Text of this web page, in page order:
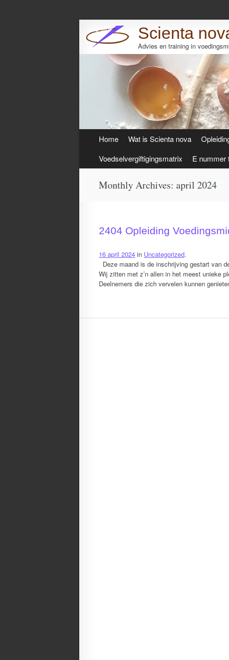
Scienta
Advies en training in
content
Home Wat is Scienta nova
Voedselvergiftigingsmatrix
E nummer
Monthly Archives: april 2024
2404 Opleiding
16 april 2024 in Uncategorized.
Deze maand is de inschrijving gestart van
Wij zitten met z’n allen in het meest unieke
Deelnemers die zich vervelen kunnen